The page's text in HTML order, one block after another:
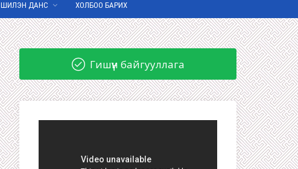
ШИЛЭН ДАНС ХОЛБОО БАРИХ
Гишүүн байгууллага